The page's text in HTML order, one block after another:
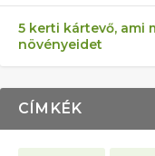
5 kerti kártevő, ami
növényeidet
CÍMKÉK